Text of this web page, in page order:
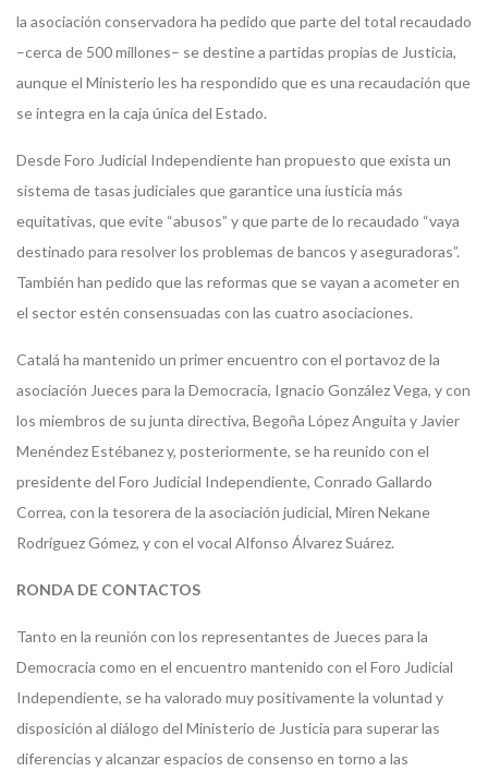
la asociación conservadora ha pedido que parte del total recaudado
–cerca de 500 millones– se destine a partidas propias de Justicia,
aunque el Ministerio les ha respondido que es una recaudación que
se integra en la caja única del Estado.
Desde Foro Judicial Independiente han propuesto que exista un
sistema de tasas judiciales que garantice una iusticia más
equitativas, que evite “abusos” y que parte de lo recaudado “vaya
destinado para resolver los problemas de bancos y aseguradoras”.
También han pedido que las reformas que se vayan a acometer en
el sector estén consensuadas con las cuatro asociaciones.
Catalá ha mantenido un primer encuentro con el portavoz de la
asociación Jueces para la Democracia, Ignacio González Vega, y con
los miembros de su junta directiva, Begoña López Anguita y Javier
Menéndez Estébanez y, posteriormente, se ha reunido con el
presidente del Foro Judicial Independiente, Conrado Gallardo
Correa, con la tesorera de la asociación judicial, Miren Nekane
Rodríguez Gómez, y con el vocal Alfonso Álvarez Suárez.
RONDA DE CONTACTOS
Tanto en la reunión con los representantes de Jueces para la
Democracia como en el encuentro mantenido con el Foro Judicial
Independiente, se ha valorado muy positivamente la voluntad y
disposición al diálogo del Ministerio de Justicia para superar las
diferencias y alcanzar espacios de consenso en torno a las